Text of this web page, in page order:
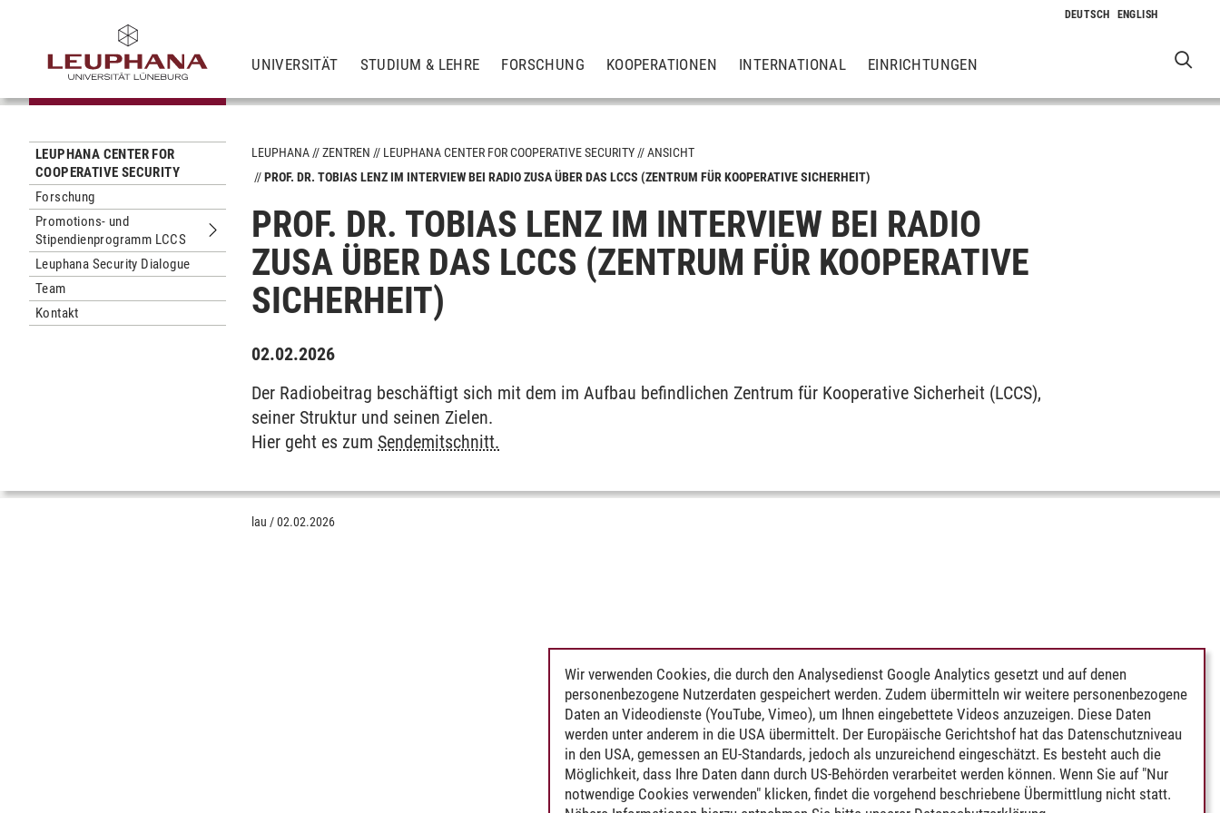
UNIVERSITÄT STUDIUM & LEHRE FORSCHUNG KOOPERATIONEN INTERNATIONAL EINRICHTUNGEN
LEUPHANA CENTER FOR
COOPERATIVE SECURITY
Forschung
Promotions- und
Stipendienprogramm LCCS
Untermenu Promotions- und Stipendienprogramm LCCS
Leuphana Security Dialogue
Team
Kontakt
LEUPHANA ZENTREN LEUPHANA CENTER FOR COOPERATIVE SECURITY
ANSICHT
PROF. DR. TOBIAS LENZ IM INTERVIEW BEI RADIO ZUSA ÜBER DAS LCCS (ZENTRUM FÜR KOOPERATIVE SICHERHEIT)
PROF. DR. TOBIAS LENZ IM INTERVIEW BEI RADIO
ZUSA ÜBER DAS LCCS (ZENTRUM FÜR KOOPERATIVE
SICHERHEIT)
02.02.2026
Der Radiobeitrag beschäftigt sich mit dem im Aufbau befindlichen Zentrum für Kooperative Sicherheit (LCCS),
seiner Struktur und seinen Zielen.
Hier geht es zum Sendemitschnitt.
lau /02.02.2026
Wir verwenden Cookies, die durch den Analysedienst Google Analytics gesetzt und auf denen
personenbezogene Nutzerdaten gespeichert werden. Zudem übermitteln wir weitere personenbezogene
Daten an Videodienste (YouTube, Vimeo), um Ihnen eingebettete Videos anzuzeigen. Diese Daten
werden unter anderem in die USA übermittelt. Der Europäische Gerichtshof hat das Datenschutzniveau
in den USA, gemessen an EU-Standards, jedoch als unzureichend eingeschätzt. Es besteht auch die
Möglichkeit, dass Ihre Daten dann durch US-Behörden verarbeitet werden können. Wenn Sie auf "Nur
notwendige Cookies verwenden" klicken, findet die vorgehend beschriebene Übermittlung nicht statt.